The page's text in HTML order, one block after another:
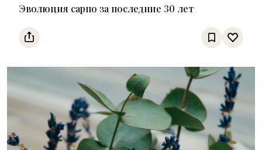
Эволюция сарпо за последние 30 лет